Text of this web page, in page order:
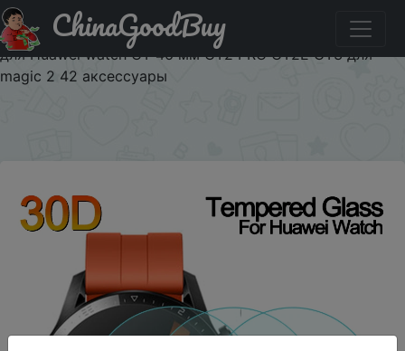
Придбати по знижці $1/$1 Новинка потрясающая
защитная пленка закаленное стекло Защита для экрана
для Huawei watch GT 46 мм GT2 PRO GT2E GT3 для
magic 2 42 аксессуары
ChinaGoodBuy